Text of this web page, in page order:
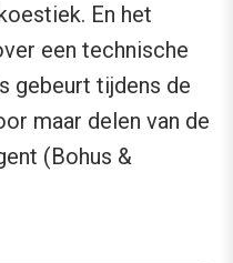
En het
een technische
gebeurt tijdens de
maar delen van de
(Bohus &